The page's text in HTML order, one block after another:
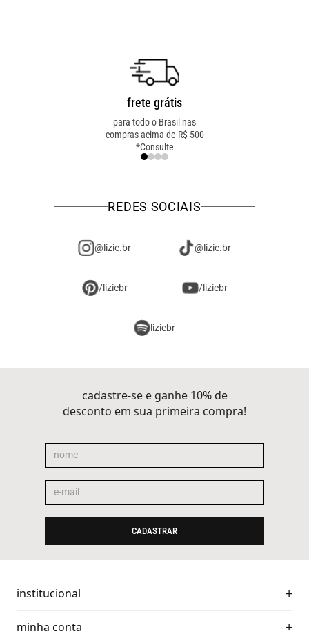
frete grátis
para todo o Brasil nas
compras acima de R$ 500
*Consulte
REDES SOCIAIS
@lizie.br @lizie.br
/liziebr /liziebr
liziebr
cadastre-se e ganhe 10% de
desconto em sua primeira compra!
CADASTRAR
institucional
minha conta